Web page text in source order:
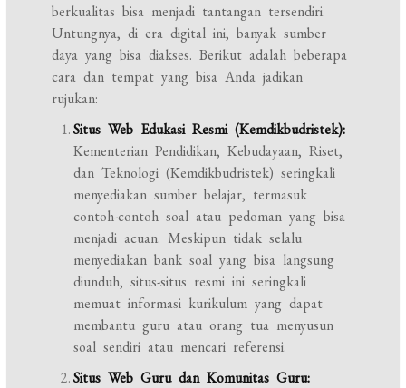
berkualitas bisa menjadi tantangan tersendiri.
Untungnya, di era digital ini, banyak sumber
daya yang bisa diakses. Berikut adalah beberapa
cara dan tempat yang bisa Anda jadikan
rujukan:
Situs Web Edukasi Resmi (Kemdikbudristek):
Kementerian Pendidikan, Kebudayaan, Riset,
dan Teknologi (Kemdikbudristek) seringkali
menyediakan sumber belajar, termasuk
contoh-contoh soal atau pedoman yang bisa
menjadi acuan. Meskipun tidak selalu
menyediakan bank soal yang bisa langsung
diunduh, situs-situs resmi ini seringkali
memuat informasi kurikulum yang dapat
membantu guru atau orang tua menyusun
soal sendiri atau mencari referensi.
Situs Web Guru dan Komunitas Guru: